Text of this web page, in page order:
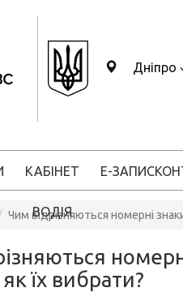
Дніпро
КАБІНЕТ
ВОДІЯ
Е-ЗАПИС
Чим відрізняються номерні
їх вибрати?